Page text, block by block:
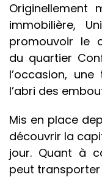
immobilière,
promouvoir le
du quartier
l’occasion,
l’abri des
Mis en place
découvrir la
jour. Quant à
peut transporter